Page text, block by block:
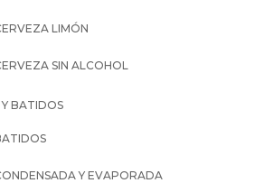
LIMÓN
SIN ALCOHOL
Y BATIDOS
Y EVAPORADA